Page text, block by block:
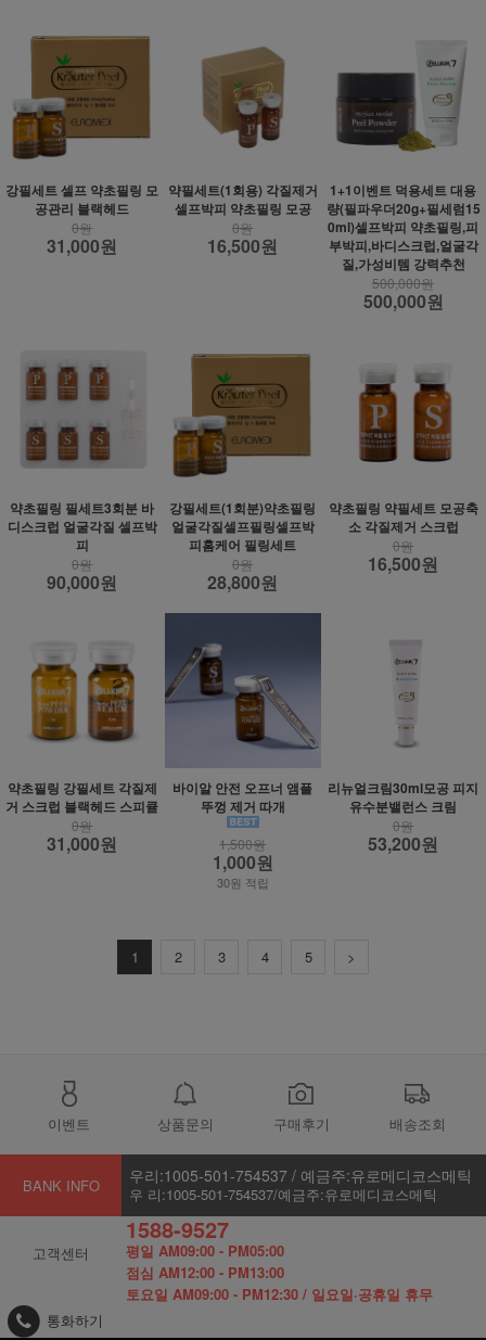
강필세트 셀프 약초필링 모
공관리 블랙헤드
0원
31,000원
약필세트(1회용) 각질제거
셀프박피 약초필링 모공
0원
16,500원
1+1이벤트 덕용세트 대용
량(필파우더20g+필세럼15
0ml)셀프박피 약초필링,피
부박피,바디스크럽,얼굴각
질,가성비템 강력추천
500,000원
500,000원
약초필링 필세트3회분 바
디스크럽 얼굴각질 셀프박
피
0원
90,000원
강필세트(1회분)약초필링
얼굴각질셀프필링셀프박
피홈케어 필링세트
0원
28,800원
약초필링 약필세트 모공축
소 각질제거 스크럽
0원
16,500원
약초필링 강필세트 각질제
거 스크럽 블랙헤드 스피큘
0원
31,000원
바이알 안전 오프너 앰플
뚜껑 제거 따개
1,500원
1,000원
30원 적립
리뉴얼크림30ml모공 피지
유수분밸런스 크림
0원
53,200원
1 2 3 4 5 >
이벤트 상품문의 구매후기 배송조회
BANK INFO 우리:1005-501-754537 / 예금주:유로메디코스메틱
우 리:1005-501-754537/예금주:유로메디코스메틱
고객센터
1588-9527
평일 AM09:00 - PM05:00
점심 AM12:00 - PM13:00
토요일 AM09:00 - PM12:30 / 일요일·공휴일 휴무
통화하기